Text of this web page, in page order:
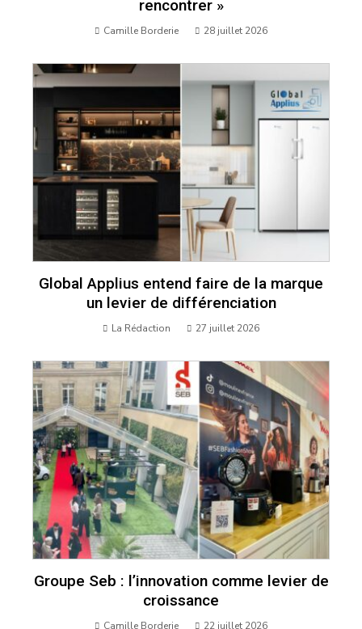
rencontrer »
Camille Borderie 28 juillet 2026
Global Applius entend faire de la marque
un levier de différenciation
La Rédaction 27 juillet 2026
Groupe Seb : l’innovation comme levier de
croissance
Camille Borderie 22 juillet 2026